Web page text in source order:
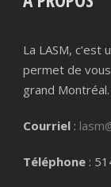
La LASM, c’est
permet de
grand Montréal.
Courriel :
Téléphone :